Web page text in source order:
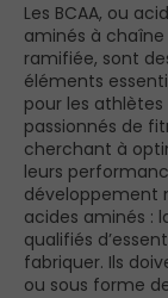
Les BCAA, ou
aminés à chaîne
ramifiée, sont
éléments
pour les athlètes
passionnés de
cherchant à
leurs
développement
acides aminés :
qualifiés
fabriquer. Ils
ou sous forme